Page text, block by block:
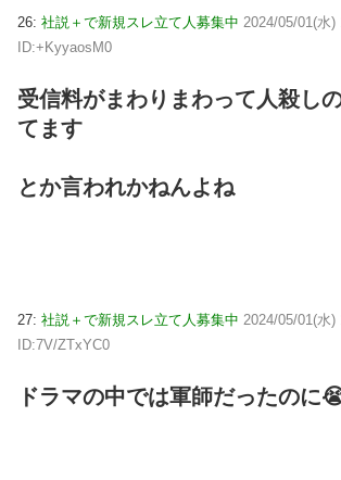
26: 社説＋で新規スレ立て人募集中 2024/05/01(水)
ID:+KyyaosM0
受信料がまわりまわって人殺し
てます
とか言われかねんよね
27: 社説＋で新規スレ立て人募集中 2024/05/01(水)
ID:7V/ZTxYC0
ドラマの中では軍師だったのに